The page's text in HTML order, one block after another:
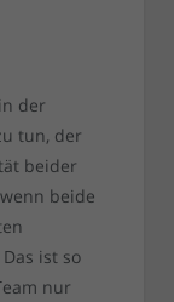
der
tun, der
beider
beide
ist so
nur